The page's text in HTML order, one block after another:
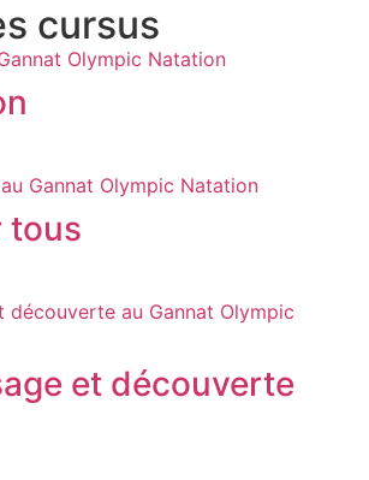
cursus
tous
et découverte